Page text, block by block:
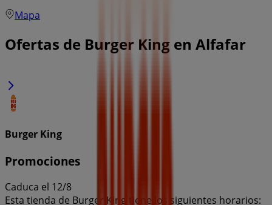
Mapa
Ofertas de Burger King en Alfafar
Burger King
Promociones
Caduca el 12/8
Esta tienda de Burger King tiene los siguientes horarios: